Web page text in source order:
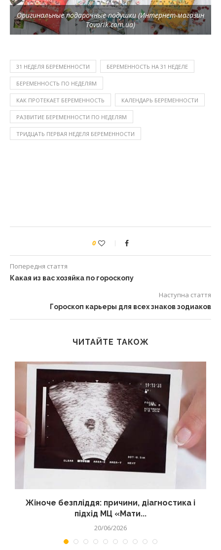
Оригинальные подарочные подушки (Интернет-магазин
Tovarik.com.ua)
31 НЕДЕЛЯ БЕРЕМЕННОСТИ БЕРЕМЕННОСТЬ НА 31 НЕДЕЛЕ
БЕРЕМЕННОСТЬ ПО НЕДЕЛЯМ
КАК ПРОТЕКАЕТ БЕРЕМЕННОСТЬ КАЛЕНДАРЬ БЕРЕМЕННОСТИ
РАЗВИТИЕ БЕРЕМЕННОСТИ ПО НЕДЕЛЯМ
ТРИДЦАТЬ ПЕРВАЯ НЕДЕЛЯ БЕРЕМЕННОСТИ
0
Попередня стаття
Какая из вас хозяйка по гороскопу
Наступна стаття
Гороскоп карьеры для всех знаков зодиаков
ЧИТАЙТЕ ТАКОЖ
Жіноче безпліддя: причини, діагностика і
підхід МЦ «Мати...
20/06/2026